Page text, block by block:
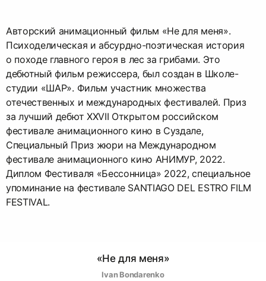
Авторский анимационный фильм «Не для меня».
Психоделическая и абсурдно-поэтическая история
о походе главного героя в лес за грибами. Это
дебютный фильм режиссера, был создан в Школе-
студии «ШАР». Фильм участник множества
отечественных и международных фестивалей. Приз
за лучший дебют ХХVII Открытом российском
фестивале анимационного кино в Суздале,
Специальный Приз жюри на Международном
фестивале анимационного кино АНИМУР, 2022.
Диплом Фестиваля «Бессонница» 2022, специальное
упоминание на фестивале SANTIAGO DEL ESTRO FILM
FESTIVAL.
«Не для меня»
Ivan Bondarenko